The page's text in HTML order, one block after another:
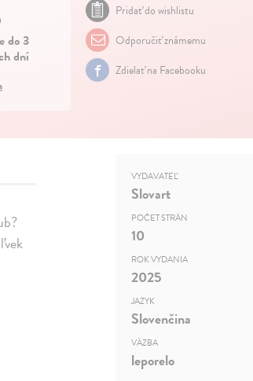
do 3
dní
Pridať do wishlistu
Odporučiť známemu
Zdielať na Facebooku
VYDAVATEĽ
Slovart
POČET STRÁN
10
ROK VYDANIA
2025
JAZYK
Slovenčina
VÄZBA
leporelo